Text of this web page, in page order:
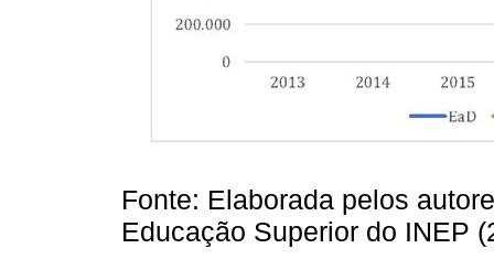
Fonte: Elaborada pelos
Educação Superior do INEP